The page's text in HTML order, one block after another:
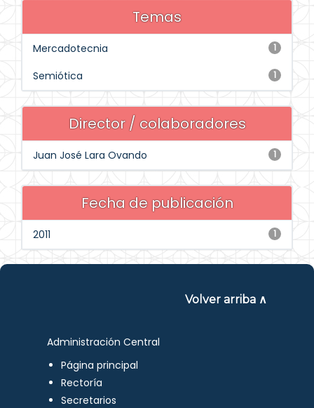
Temas
1
Mercadotecnia
1
Semiótica
Director / colaboradores
1
Juan José Lara Ovando
Fecha de publicación
1
2011
Volver arriba ∧
Administración Central
Página principal
Rectoría
Secretarios